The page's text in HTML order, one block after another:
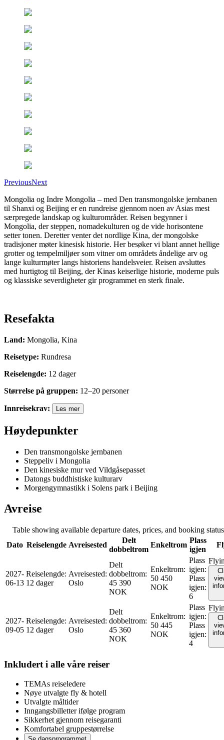
PreviousNext
Mongolia og Indre Mongolia – med Den transmongolske jernbanen
til Shanxi og Beijing er en rundreise gjennom noen av Asias mest
særpregede landskap og kulturområder. Reisen begynner i
Mongolia, der steppen, nomadekulturen og de vide horisontene
setter tonen. Deretter venter det nordlige Kina, der mongolske
tradisjoner møter kinesisk historie. Her besøker vi blant annet hellige
grotter og tempelmiljøer som vitner om områdets åndelige arv og
lange kulturmøter langs historiens handelsveier. Reisen avsluttes
med hurtigtog til Beijing, der Kinas keiserlige historie, moderne puls
og klassiske severdigheter gir programmet en sterk finale.
Resefakta
Land: Mongolia, Kina
Reisetype: Rundresa
Reiselengde: 12 dager
Størrelse på gruppen: 12–20 personer
Innreisekrav: Les mer
Høydepunkter
Den transmongolske jernbanen
Steppeliv i Mongolia
Den kinesiske mur ved Vildgåsepasset
Datongs buddhistiske kulturarv
Morgengymnastikk i Solens park i Beijing
Avreise
Table showing available departure dates, prices, and booking
Dato Reiselengde Avreisested
Delt
dobbeltrom
Enkeltrom
Plass
igjen
2027-
06-13
Reiselengde:
12 dager
Avreisested:
Oslo
Delt
dobbeltrom:
45 390
NOK
Enkeltrom:
50 450
NOK
Plass
igjen:
Plass
igjen:
6
2027-
09-05
Reiselengde:
12 dager
Avreisested:
Oslo
Delt
dobbeltrom:
45 360
NOK
Enkeltrom:
50 445
NOK
Plass
igjen:
Plass
igjen:
4
Inkludert i alle våre reiser
TEMAs reiseledere
Nøye utvalgte fly & hotell
Utvalgte måltider
Inngangsbilletter ifølge program
Sikkerhet gjennom reisegaranti
Komfortabel gruppestørrelse